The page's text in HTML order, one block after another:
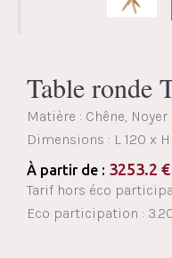
Table ronde
Matière : Chêne, Noyer
Dimensions : L 120 x
À partir de : 3253.2 €
Tarif hors éco
Eco participation :